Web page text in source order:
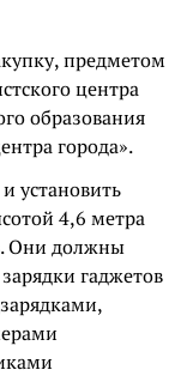
предметом
центра
образования
города».
установить
4,6 метра
Они должны
гаджетов